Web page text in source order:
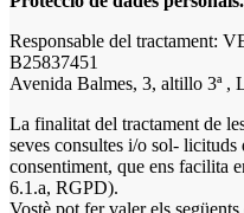
Responsable del tractament:
B25837451
Avenida Balmes, 3, altillo 3ª ,
La finalitat del tractament de
seves consultes i/o sol-
consentiment, que ens facilita
6.1.a, RGPD).